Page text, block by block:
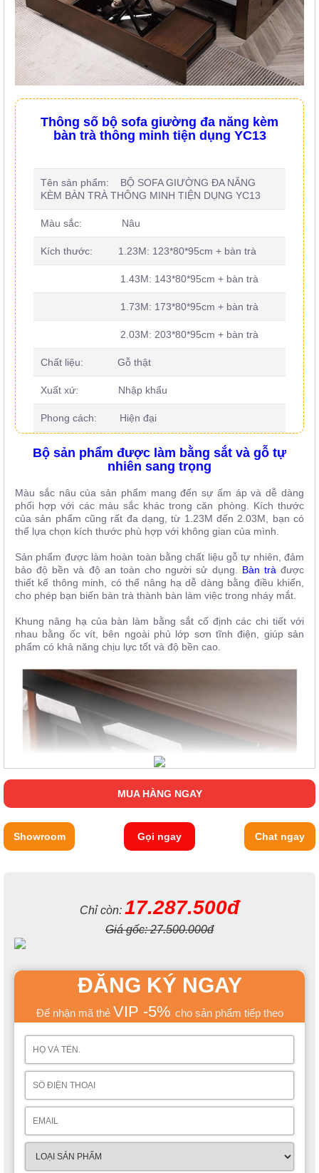
Thông số bộ sofa giường đa năng kèm
bàn trà thông minh tiện dụng YC13
Tên sản phẩm: BỘ SOFA GIƯỜNG ĐA NĂNG
KÈM BÀN TRÀ THÔNG MINH TIỆN DỤNG YC13
Màu sắc: Nâu
Kích thước: 1.23M: 123*80*95cm + bàn trà
1.43M: 143*80*95cm + bàn trà
1.73M: 173*80*95cm + bàn trà
2.03M: 203*80*95cm + bàn trà
Chất liệu: Gỗ thật
Xuất xứ: Nhập khẩu
Phong cách: Hiện đại
Bộ sản phẩm được làm bằng sắt và gỗ tự
nhiên sang trọng
Màu sắc nâu của sản phẩm mang đến sự ấm áp và dễ dàng
phối hợp với các màu sắc khác trong căn phòng. Kích thước
của sản phẩm cũng rất đa dạng, từ 1.23M đến 2.03M, bạn có
thể lựa chọn kích thước phù hợp với không gian của mình.
Sản phẩm được làm hoàn toàn bằng chất liệu gỗ tự nhiên, đảm
bảo độ bền và độ an toàn cho người sử dụng. Bàn trà được
thiết kế thông minh, có thể nâng hạ dễ dàng bằng điều khiển,
cho phép bạn biến bàn trà thành bàn làm việc trong nháy mắt.
Khung nâng hạ của bàn làm bằng sắt cố định các chi tiết với
nhau bằng ốc vít, bên ngoài phủ lớp sơn tĩnh điện, giúp sản
phẩm có khả năng chịu lực tốt và độ bền cao.
Khung ghế sofa giường cũng được làm bằng sắt chất lượng
cao, giúp sản phẩm có khả năng chịu lực tốt và đảm bảo an
MUA HÀNG NGAY
Showroom Gọi ngay Chat ngay
Chỉ còn: 17.287.500đ
Giá gốc:27.500.000đ
ĐĂNG KÝ NGAY
Để nhận mã thẻ VIP -5% cho sản phẩm tiếp theo